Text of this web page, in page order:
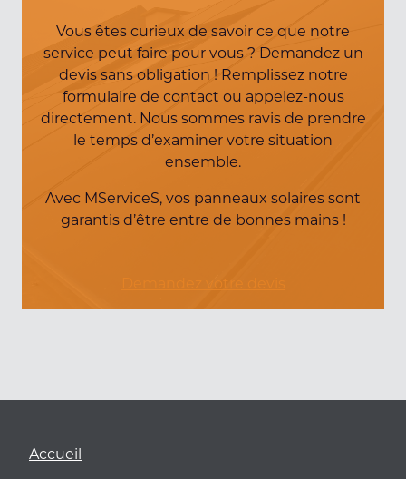
Vous êtes curieux de savoir ce que notre
service peut faire pour vous ? Demandez un
devis sans obligation ! Remplissez notre
formulaire de contact ou appelez-nous
directement. Nous sommes ravis de prendre
le temps d’examiner votre situation
ensemble.
Avec MServiceS, vos panneaux solaires sont
garantis d’être entre de bonnes mains !
Accueil